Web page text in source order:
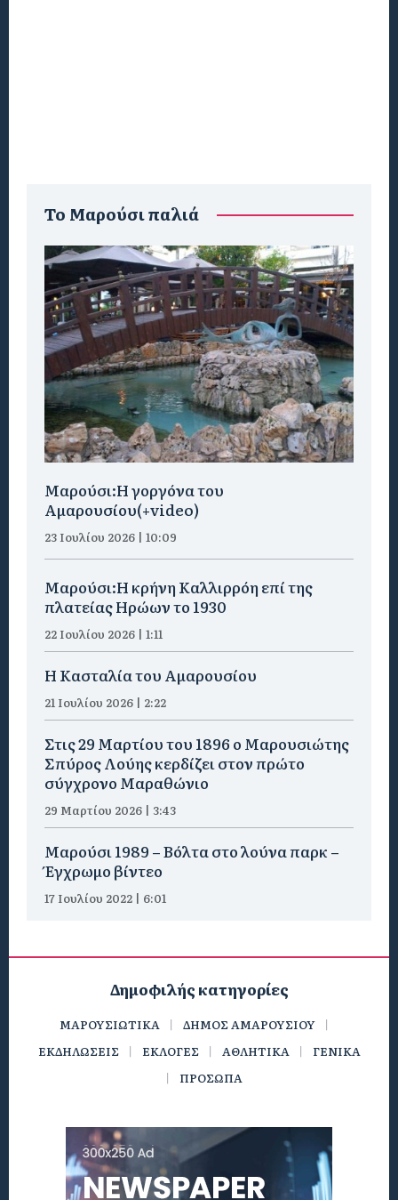
To Μαρούσι παλιά
Μαρούσι:H γοργόνα του
Αμαρουσίου(+video)
23 Ιουλίου 2026 | 10:09
Μαρούσι:Η κρήνη Καλλιρρόη επί της
πλατείας Ηρώων το 1930
22 Ιουλίου 2026 | 1:11
Η Κασταλία του Αμαρουσίου
21 Ιουλίου 2026 | 2:22
Στις 29 Μαρτίου του 1896 ο Μαρουσιώτης
Σπύρος Λούης κερδίζει στον πρώτο
σύγχρονο Μαραθώνιο
29 Μαρτίου 2026 | 3:43
Μαρούσι 1989 – Βόλτα στο λούνα παρκ –
Έγχρωμο βίντεο
17 Ιουλίου 2022 | 6:01
Δημοφιλής κατηγορίες
ΜΑΡΟΥΣΙΩΤΙΚΑ
ΔΗΜΟΣ ΑΜΑΡΟΥΣΙΟΥ
ΕΚΔΗΛΩΣΕΙΣ
ΕΚΛΟΓΕΣ ΑΘΛΗΤΙΚΑ
ΓΕΝΙΚΑ
ΠΡΟΣΩΠΑ